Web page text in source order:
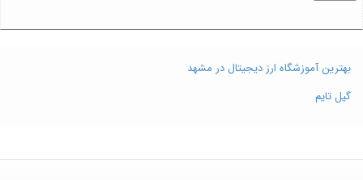
بهترین آموزشگاه ارز دیجیتال در مشهد
گیل تایم